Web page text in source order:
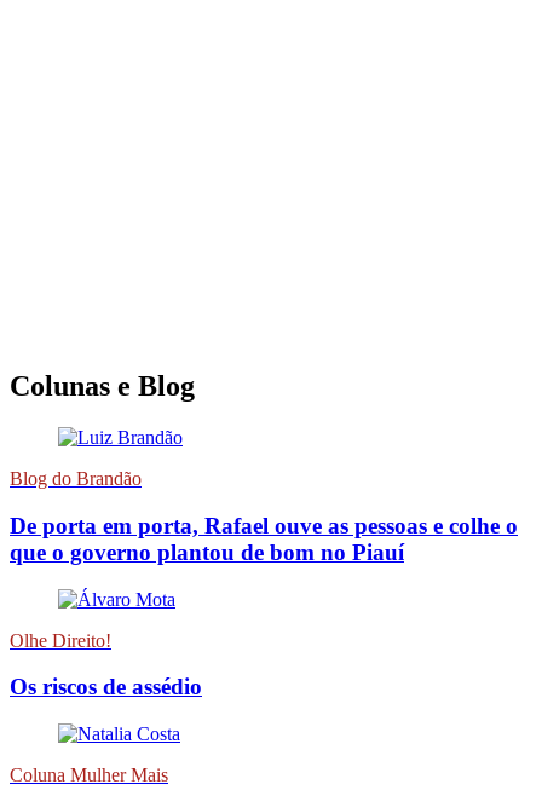
Colunas e Blog
Blog do Brandão
De porta em porta, Rafael ouve as pessoas e colhe o
que o governo plantou de bom no Piauí
Olhe Direito!
Os riscos de assédio
Coluna Mulher Mais